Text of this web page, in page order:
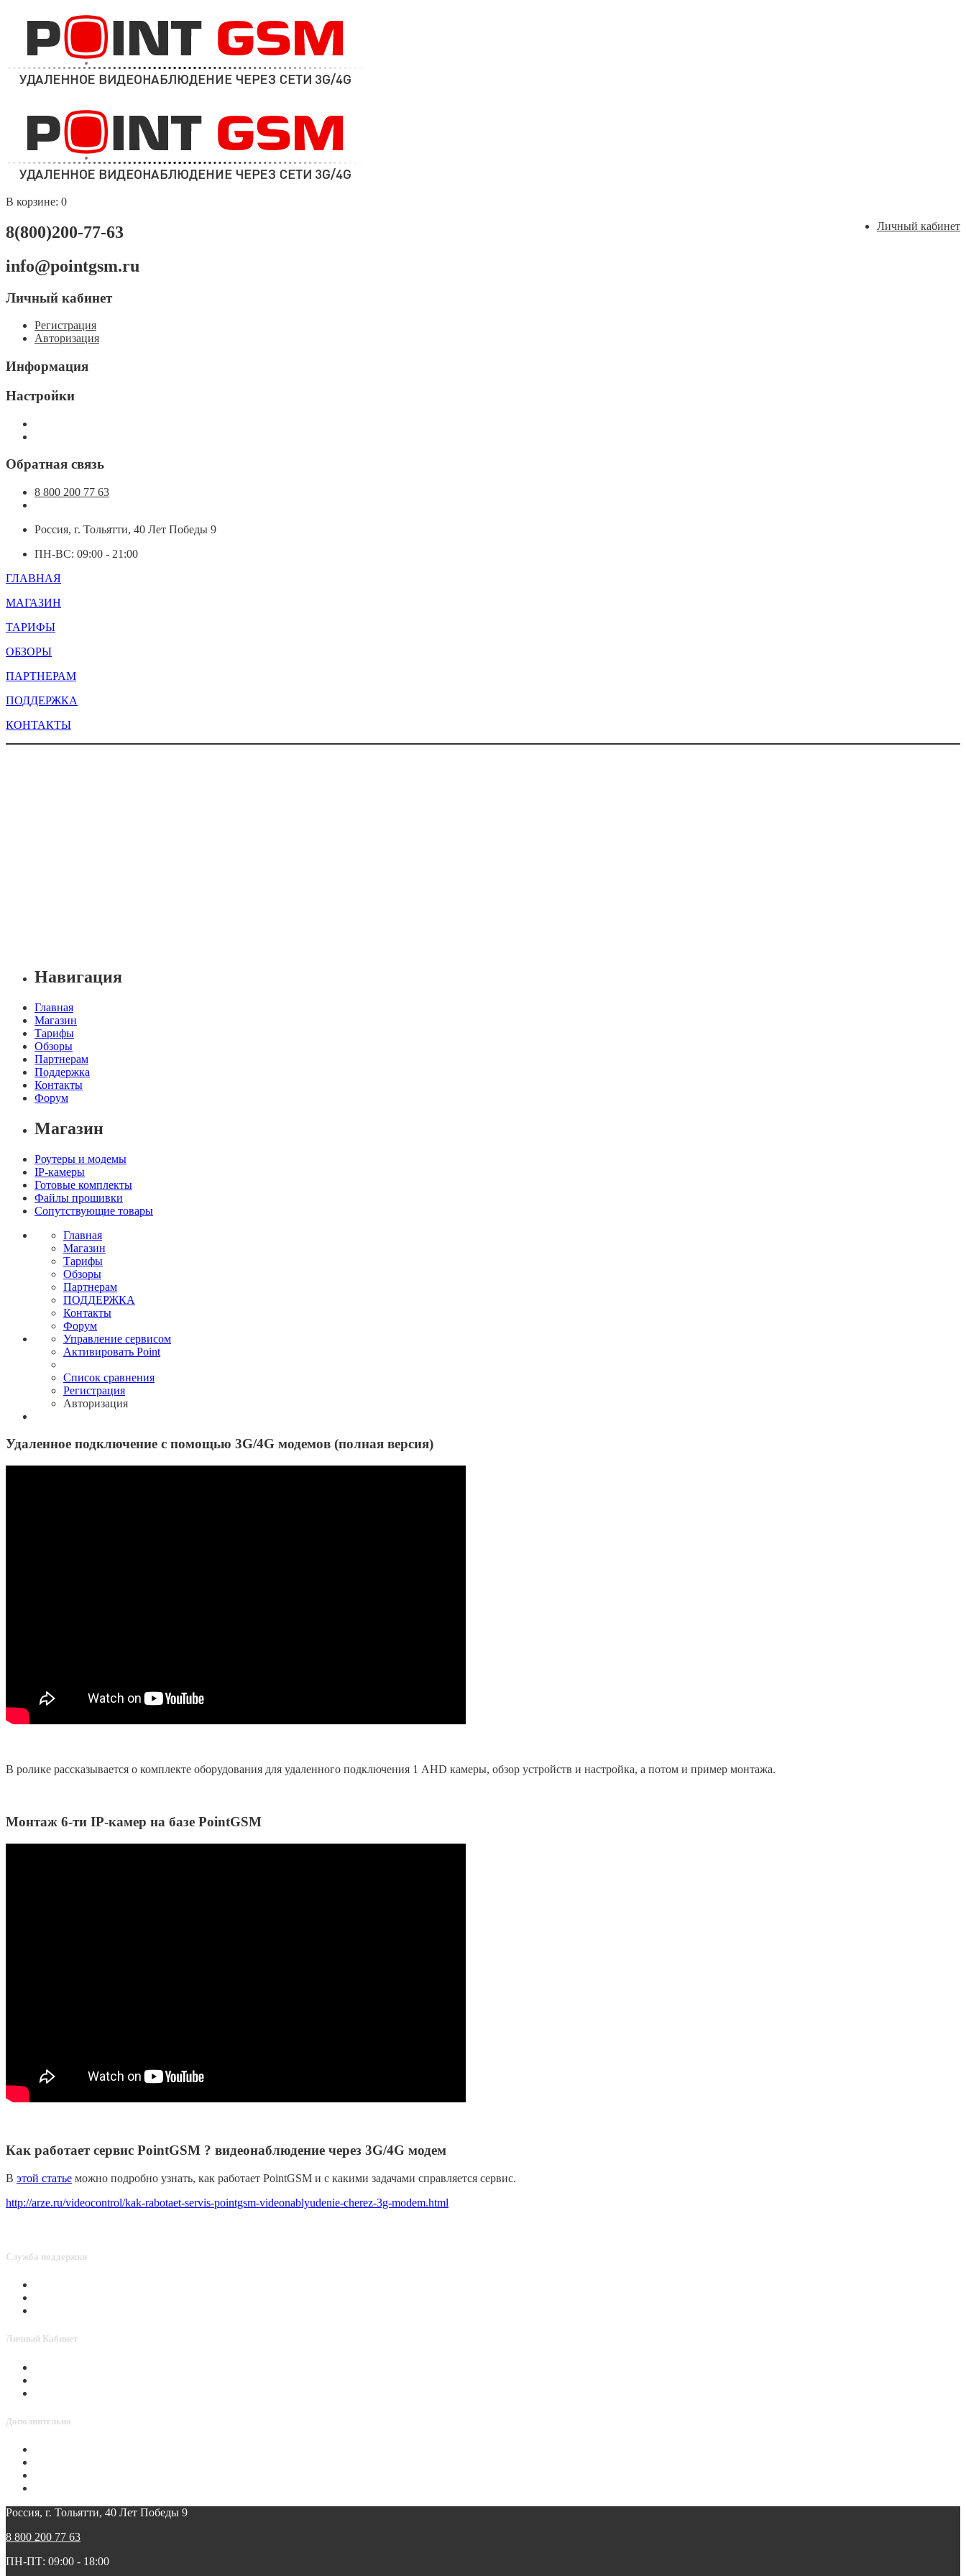
В корзине: 0
Личный кабинет
8(800)200-77-63
info@pointgsm.ru
Личный кабинет
Регистрация
Авторизация
Информация
Настройки
Обратная связь
8 800 200 77 63
Россия, г. Тольятти, 40 Лет Победы 9
ПН-ВС: 09:00 - 21:00
ГЛАВНАЯ
МАГАЗИН
ТАРИФЫ
ОБЗОРЫ
ПАРТНЕРАМ
ПОДДЕРЖКА
КОНТАКТЫ
Навигация
Главная
Магазин
Тарифы
Обзоры
Партнерам
Поддержка
Контакты
Форум
Магазин
Роутеры и модемы
IP-камеры
Готовые комплекты
Файлы прошивки
Сопутствующие товары
Главная
Магазин
Тарифы
Обзоры
Партнерам
ПОДДЕРЖКА
Контакты
Форум
Управление сервисом
Активировать Point
Список сравнения
Регистрация
Авторизация
Удаленное подключение с помощью 3G/4G модемов (полная версия)
В ролике рассказывается о комплекте оборудования для удаленного подключения 1 AHD камеры, обзор устройств и настройка, а потом и пример монтажа.
Монтаж 6-ти IP-камер на базе PointGSM
Как работает сервис PointGSM ? видеонаблюдение через 3G/4G модем
В этой статье можно подробно узнать, как работает PointGSM и с какими задачами справляется сервис.
http://arze.ru/videocontrol/kak-rabotaet-servis-pointgsm-videonablyudenie-cherez-3g-modem.html
Служба поддержки
Личный Кабинет
Дополнительно
Россия, г. Тольятти, 40 Лет Победы 9
8 800 200 77 63
ПН-ПТ: 09:00 - 18:00